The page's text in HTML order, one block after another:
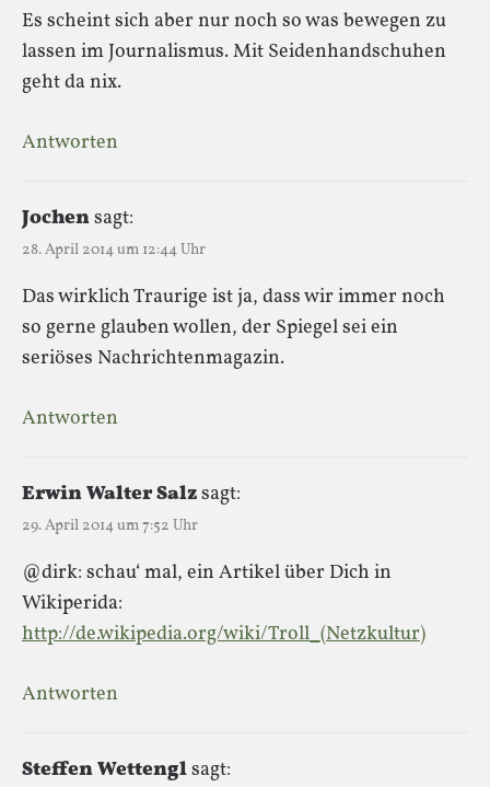
Es scheint sich aber nur noch so was bewegen zu
lassen im Journalismus. Mit Seidenhandschuhen
geht da nix.
Antworten
Jochensagt:
28. April 2014 um 12:44 Uhr
Das wirklich Traurige ist ja, dass wir immer noch
so gerne glauben wollen, der Spiegel sei ein
seriöses Nachrichtenmagazin.
Antworten
Erwin Walter Salzsagt:
29. April 2014 um 7:52 Uhr
@dirk: schau‘ mal, ein Artikel über Dich in
Wikiperida:
http://de.wikipedia.org/wiki/Troll_(Netzkultur)
Antworten
Steffen Wettenglsagt: